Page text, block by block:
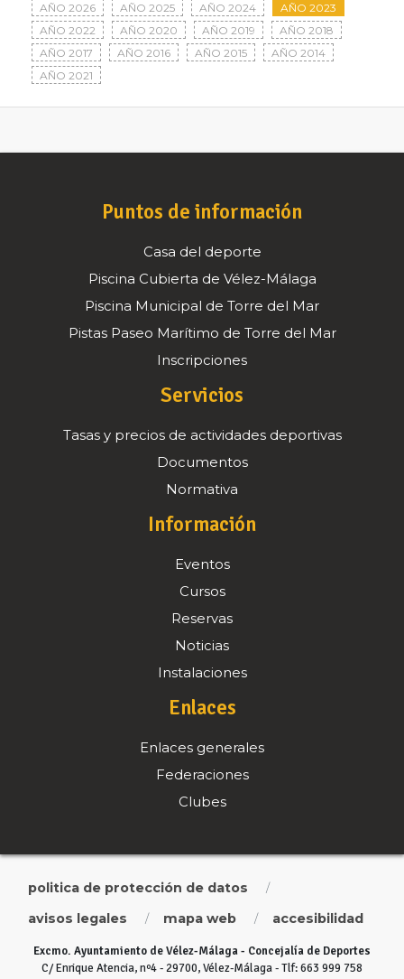
AÑO 2026 AÑO 2025 AÑO 2024
AÑO 2023
AÑO 2022
AÑO 2020 AÑO 2019
AÑO 2018
AÑO 2017
AÑO 2016 AÑO 2015
AÑO 2014
AÑO 2021
Puntos de información
Casa del deporte
Piscina Cubierta de Vélez-Málaga
Piscina Municipal de Torre del Mar
Pistas Paseo Marítimo de Torre del Mar
Inscripciones
Servicios
Tasas y precios de actividades deportivas
Documentos
Normativa
Información
Eventos
Cursos
Reservas
Noticias
Instalaciones
Enlaces
Enlaces generales
Federaciones
Clubes
politica de protección de datos /
avisos legales / mapa web / accesibilidad
Excmo. Ayuntamiento de Vélez-Málaga - Concejalía de Deportes
C/ Enrique Atencia, nº4 - 29700, Vélez-Málaga - Tlf: 663 999 758